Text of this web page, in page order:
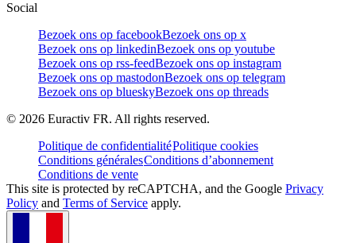
Social
Bezoek ons op facebookBezoek ons op x
Bezoek ons op linkedinBezoek ons op youtube
Bezoek ons op rss-feedBezoek ons op instagram
Bezoek ons op mastodonBezoek ons op telegram
Bezoek ons op blueskyBezoek ons op threads
© 2026 Euractiv FR. All rights reserved.
Politique de confidentialitéPolitique cookies
Conditions généralesConditions d’abonnement
Conditions de vente
This site is protected by reCAPTCHA, and the Google Privacy
Policy and Terms of Service apply.